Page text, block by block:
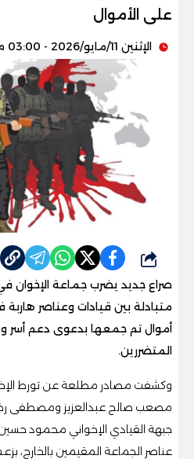
على الأموال
الإثنين 11/مايو/2026 - 03:00 م
شارك
صراع جديد يضرب جماعة الإخوان في
متبادلة بين قيادات وعناصر هاربة
أموال تم جمعها بدعوى دعم أسر
المتضررين.
وكشفت مصادر مطلعة عن تورط
مصعب صالح عبدالعزيز ومصطفى
جبهة القيادي الإخواني محمود
عناصر الجماعة المقيمين بالخارج،